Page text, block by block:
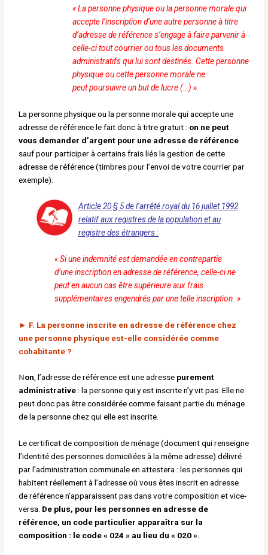
« La personne physique ou la personne morale qui
acceptel’inscription d’une autre personne à titre
d’adresse deréférence s’engage à faire parvenir à
celle-ci tout courrierou tous les documents
administratifs qui lui sont destinés.Cette personne
physique ou cette personne morale ne
peutpoursuivre un but de lucre (…) ».
La personne physique ou la personne morale qui accepte une
adresse de référence le fait donc à titre gratuit : on ne peut
vous demander d’argent pour une adresse de référence
sauf pour participer à certains frais liés la gestion de cette
adresse de référence (timbres pour l’envoi de votre courrier par
exemple).
Article 20 § 5 de l’arrêté royal du 16 juillet 1992
relatif aux registres de la population et au
registre des étrangers :
« Si une indemnité est demandée en contrepartie
d’uneinscription en adresse de référence, celle-ci ne
peut en aucuncas être supérieure aux frais
supplémentaires engendréspar une telle inscription. »
► F. La personne inscrite en adresse de référence chez
une personne physique est-elle considérée comme
cohabitante ?
Non, l’adresse de référence est une adresse purement
administrative : la personne qui y est inscrite n’y vit pas. Elle ne
peut donc pas être considérée comme faisant partie du ménage
de la personne chez qui elle est inscrite.
Le certificat de composition de ménage (document qui renseigne
l’identité des personnes domiciliées à la même adresse) délivré
par l’administration communale en attestera : les personnes qui
habitent réellement à l’adresse où vous êtes inscrit en adresse
de référence n’apparaissent pas dans votre composition et vice-
versa. De plus, pour les personnes en adresse de
référence, un code particulier apparaîtra sur la
composition : le code « 024 » au lieu du « 020 ».